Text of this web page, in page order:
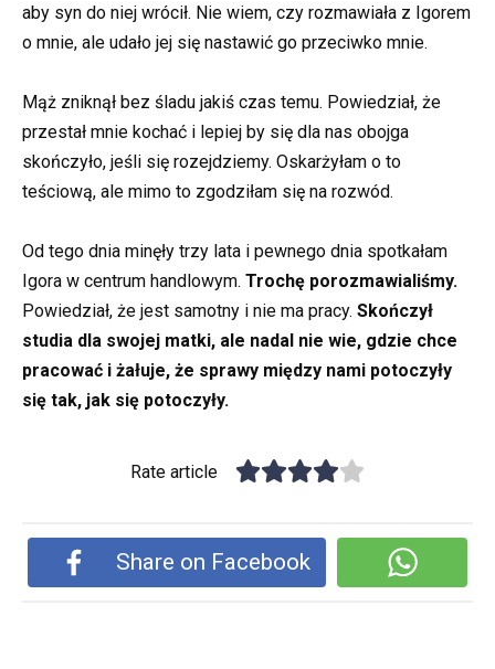
aby syn do niej wrócił. Nie wiem, czy rozmawiała z Igorem
o mnie, ale udało jej się nastawić go przeciwko mnie.
Mąż zniknął bez śladu jakiś czas temu. Powiedział, że
przestał mnie kochać i lepiej by się dla nas obojga
skończyło, jeśli się rozejdziemy. Oskarżyłam o to
teściową, ale mimo to zgodziłam się na rozwód.
Od tego dnia minęły trzy lata i pewnego dnia spotkałam
Igora w centrum handlowym. Trochę porozmawialiśmy.
Powiedział, że jest samotny i nie ma pracy. Skończył
studia dla swojej matki, ale nadal nie wie, gdzie chce
pracować i żałuje, że sprawy między nami potoczyły
się tak, jak się potoczyły.
Rate article
Share on Facebook